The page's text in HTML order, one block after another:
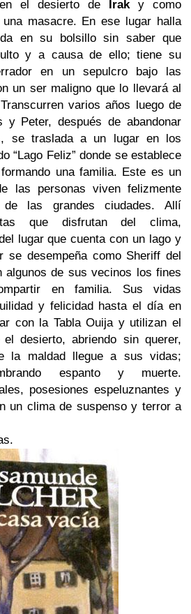
el desierto de Iraky como
masacre. En ese lugar halla
en su bolsillo sin saber que
y a causa de ello; tiene su
en un sepulcro bajo las
un ser maligno que lo llevará al
varios años luego de
y Peter, después de abandonar
se traslada a un lugar en los
“Lago Feliz” donde se establece
una familia. Este es un
las personas viven felizmente
las grandes ciudades. Allí
que disfrutan del clima,
lugar que cuenta con un lago y
se desempeña como Sheriff del
algunos de sus vecinos los fines
en familia. Sus vidas
y felicidad hasta el día en
con la Tabla Ouija y utilizan el
desierto, abriendo sin querer,
la maldad llegue a sus vidas;
espanto y muerte.
posesiones espeluznantes y
un clima de suspenso y terror a